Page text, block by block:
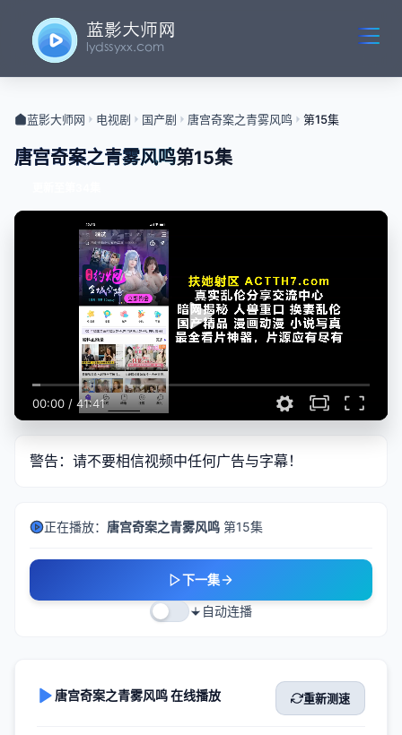
蓝影大师网 电视剧 国产剧 唐宫奇案之青雾风鸣 第15集
唐宫奇案之青雾风鸣第15集
00:00 / 41:41
警告：请不要相信视频中任何广告与字幕！
正在播放： 唐宫奇案之青雾风鸣 第15集
下一集
自动连播
唐宫奇案之青雾风鸣 在线播放 重新测速